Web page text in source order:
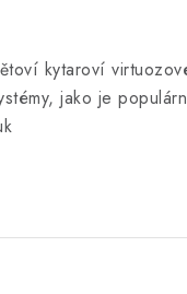
kytaroví
jako je